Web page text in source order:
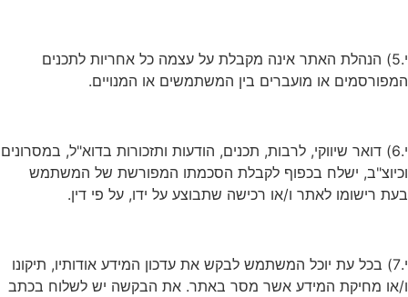
י.5) הנהלת האתר אינה מקבלת על עצמה כל אחריות לתכנים
המפורסמים או מועברים בין המשתמשים או המנויים.
י.6) דואר שיווקי, לרבות, תכנים, הודעות ותזכורות בדוא"ל, במסרונים
וכיוצ"ב, ישלח בכפוף לקבלת הסכמתו המפורשת של המשתמש
בעת רישומו לאתר ו/או רכישה שתבוצע על ידו, על פי דין.
י.7) בכל עת יוכל המשתמש לבקש את עדכון המידע אודותיו, תיקונו
ו/או מחיקת המידע אשר מסר באתר. את הבקשה יש לשלוח בכתב